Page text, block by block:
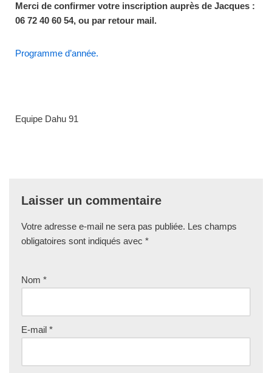
Merci de confirmer votre inscription auprès de Jacques :
06 72 40 60 54, ou par retour mail.
Programme d’année.
Equipe Dahu 91
Laisser un commentaire
Votre adresse e-mail ne sera pas publiée. Les champs
obligatoires sont indiqués avec *
Nom *
E-mail *